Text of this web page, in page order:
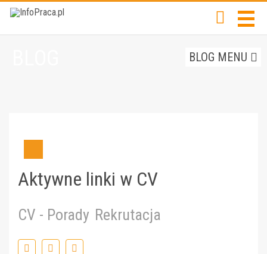
BLOG MENU
Aktywne linki w CV
CV - Porady Rekrutacja